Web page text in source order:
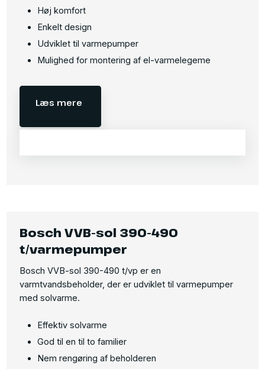
Høj komfort
Enkelt design
Udviklet til varmepumper
Mulighed for montering af el-varmelegeme​
Læs mere
Bosch VVB-sol 390-490
t/varmepumper
Bosch VVB-sol 390-490 t/vp er en
varmtvandsbeholder, der er udviklet til varmepumper
med solvarme.
Effektiv solvarme
God til en til to familier
Nem rengøring af beholderen